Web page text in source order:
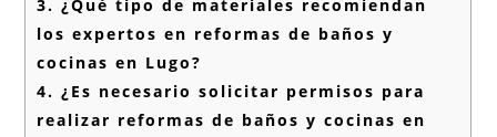
3. ¿Qué tipo de materiales recomiendan
los expertos en reformas de baños y
cocinas en Lugo?
4. ¿Es necesario solicitar permisos para
realizar reformas de baños y cocinas en